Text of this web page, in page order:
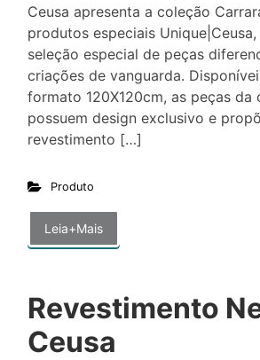
Ceusa apresenta a coleção
produtos especiais
seleção especial de peças
criações de vanguarda.
formato 120X120cm, as peças da
possuem design exclusivo e
revestimento […]
Produto
Leia+Mais
Revestimento
Ceusa